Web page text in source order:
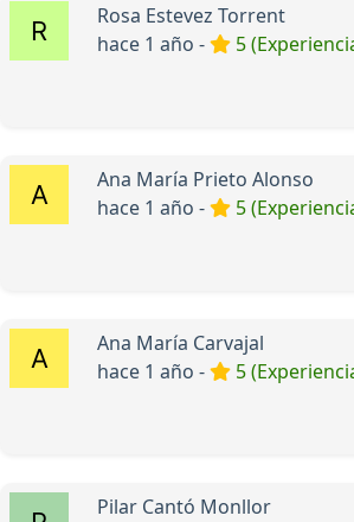
Rosa Estevez Torrent
hace 1 año -
5
Ana María Prieto Alonso
hace 1 año -
5
Ana María Carvajal
hace 1 año -
5
Pilar Cantó Monllor